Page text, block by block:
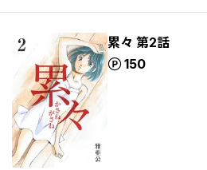
累々 第2話
150
ポイント